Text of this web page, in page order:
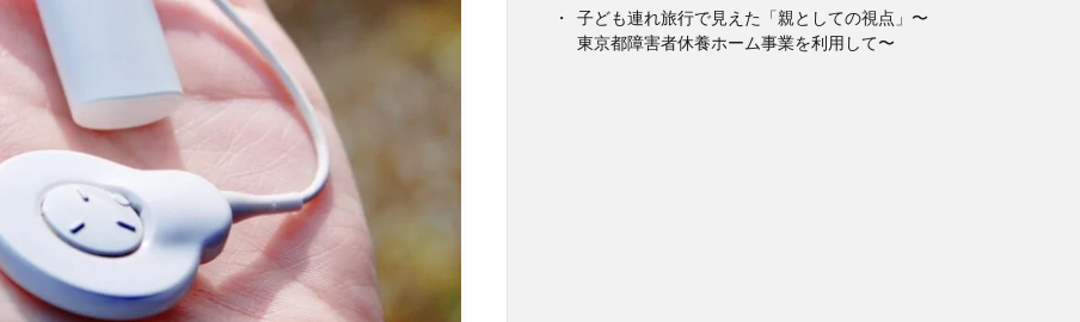
子ども連れ旅行で見えた「親としての視点」〜
東京都障害者休養ホーム事業を利用して〜